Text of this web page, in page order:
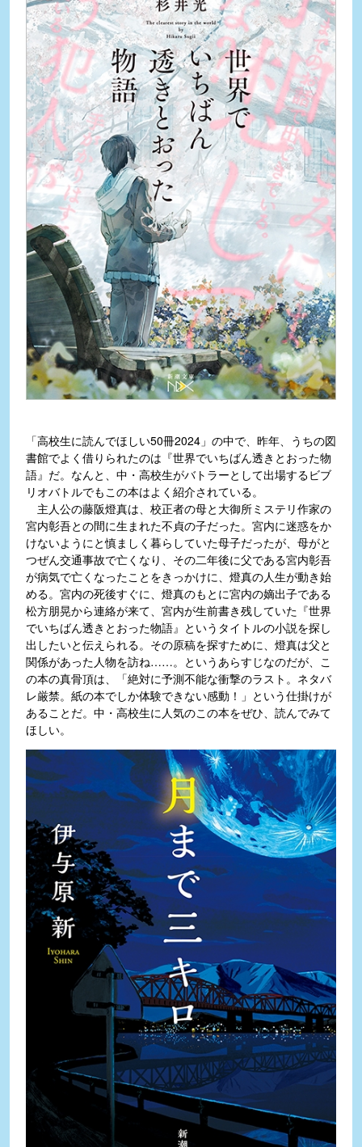
「高校生に読んでほしい50冊2024」の中で、昨年、うちの図
書館でよく借りられたのは『世界でいちばん透きとおった物
語』だ。なんと、中・高校生がバトラーとして出場するビブ
リオバトルでもこの本はよく紹介されている。
主人公の藤阪燈真は、校正者の母と大御所ミステリ作家の
宮内彰吾との間に生まれた不貞の子だった。宮内に迷惑をか
けないようにと慎ましく暮らしていた母子だったが、母がと
つぜん交通事故で亡くなり、その二年後に父である宮内彰吾
が病気で亡くなったことをきっかけに、燈真の人生が動き始
める。宮内の死後すぐに、燈真のもとに宮内の嫡出子である
松方朋晃から連絡が来て、宮内が生前書き残していた『世界
でいちばん透きとおった物語』というタイトルの小説を探し
出したいと伝えられる。その原稿を探すために、燈真は父と
関係があった人物を訪ね……。というあらすじなのだが、こ
の本の真骨頂は、「絶対に予測不能な衝撃のラスト。ネタバ
レ厳禁。紙の本でしか体験できない感動！」という仕掛けが
あることだ。中・高校生に人気のこの本をぜひ、読んでみて
ほしい。